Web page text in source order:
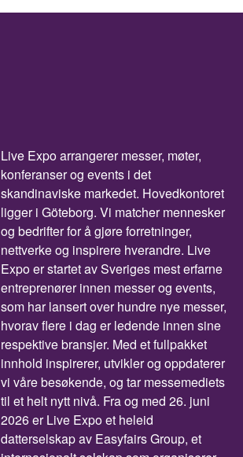
Live Expo arrangerer messer, møter,
konferanser og events i det
skandinaviske markedet. Hovedkontoret
ligger i Göteborg. Vi matcher mennesker
og bedrifter for å gjøre forretninger,
nettverke og inspirere hverandre. Live
Expo er startet av Sveriges mest erfarne
entreprenører innen messer og events,
som har lansert over hundre nye messer,
hvorav flere i dag er ledende innen sine
respektive bransjer. Med et fullpakket
innhold inspirerer, utvikler og oppdaterer
vi våre besøkende, og tar messemediets
til et helt nytt nivå. Fra og med 26. juni
2026 er Live Expo et heleid
datterselskap av Easyfairs Group, et